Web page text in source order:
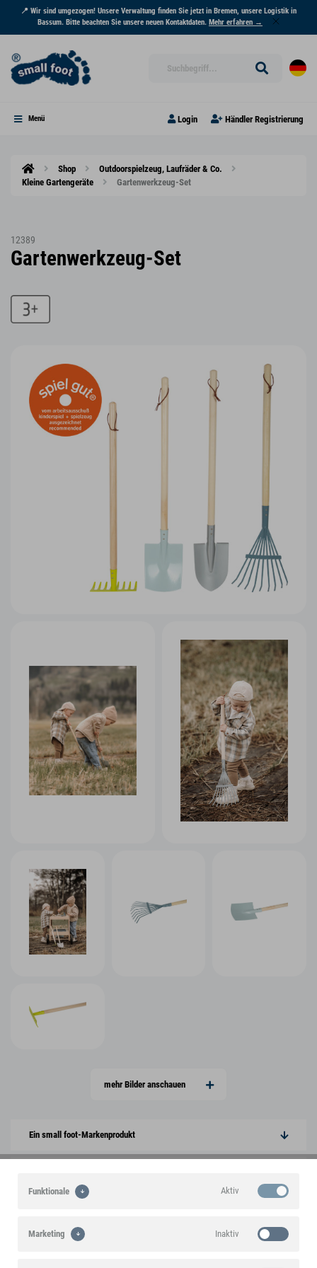
📍 Wir sind umgezogen! Unsere Verwaltung finden Sie jetzt in Bremen, unsere Logistik in
Bassum. Bitte beachten Sie unsere neuen Kontaktdaten. Mehr erfahren →
Menü Login Händler Registrierung
Shop
Outdoorspielzeug, Laufräder & Co.
Kleine Gartengeräte
Gartenwerkzeug-Set
12389
Gartenwerkzeug-Set
mehr Bilder anschauen
Ein small foot-Markenprodukt
Funktionale Aktiv
Marketing Inaktiv